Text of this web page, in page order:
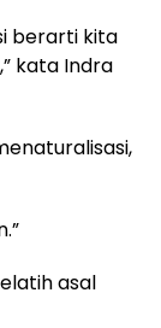
berarti kita
kata Indra
asal